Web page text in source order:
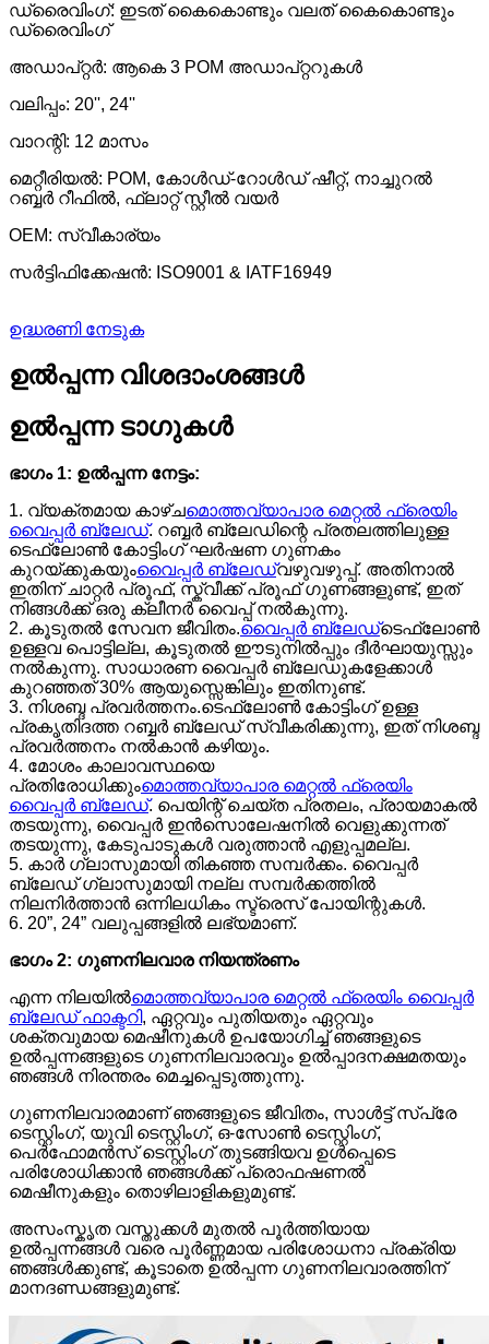
ഡ്രൈവിംഗ്: ഇടത് കൈകൊണ്ടും വലത് കൈകൊണ്ടും
ഡ്രൈവിംഗ്
അഡാപ്റ്റർ: ആകെ 3 POM അഡാപ്റ്ററുകൾ
വലിപ്പം: 20'', 24''
വാറന്റി: 12 മാസം
മെറ്റീരിയൽ: POM, കോൾഡ്-റോൾഡ് ഷീറ്റ്, നാച്ചുറൽ
റബ്ബർ റീഫിൽ, ഫ്ലാറ്റ് സ്റ്റീൽ വയർ
OEM: സ്വീകാര്യം
സർട്ടിഫിക്കേഷൻ: ISO9001 & IATF16949
ഉദ്ധരണി നേടുക
ഉൽപ്പന്ന വിശദാംശങ്ങൾ
ഉൽപ്പന്ന ടാഗുകൾ
ഭാഗം 1: ഉൽപ്പന്ന നേട്ടം:
1. വ്യക്തമായ കാഴ്ചമൊത്തവ്യാപാര മെറ്റൽ ഫ്രെയിം
വൈപ്പർ ബ്ലേഡ്. റബ്ബർ ബ്ലേഡിന്റെ പ്രതലത്തിലുള്ള
ടെഫ്ലോൺ കോട്ടിംഗ് ഘർഷണ ഗുണകം
കുറയ്ക്കുകയുംവൈപ്പർ ബ്ലേഡ്വഴുവഴുപ്പ്. അതിനാൽ
ഇതിന് ചാറ്റർ പ്രൂഫ്, സ്ക്വീക്ക് പ്രൂഫ് ഗുണങ്ങളുണ്ട്, ഇത്
നിങ്ങൾക്ക് ഒരു ക്ലീനർ വൈപ്പ് നൽകുന്നു.
2. കൂടുതൽ സേവന ജീവിതം.വൈപ്പർ ബ്ലേഡ്ടെഫ്ലോൺ
ഉള്ളവ പൊട്ടില്ല, കൂടുതൽ ഈടുനിൽപ്പും ദീർഘായുസ്സും
നൽകുന്നു. സാധാരണ വൈപ്പർ ബ്ലേഡുകളേക്കാൾ
കുറഞ്ഞത് 30% ആയുസ്സെങ്കിലും ഇതിനുണ്ട്.
3. നിശബ്ദ പ്രവർത്തനം.ടെഫ്ലോൺ കോട്ടിംഗ് ഉള്ള
പ്രകൃതിദത്ത റബ്ബർ ബ്ലേഡ് സ്വീകരിക്കുന്നു, ഇത് നിശബ്ദ
പ്രവർത്തനം നൽകാൻ കഴിയും.
4. മോശം കാലാവസ്ഥയെ
പ്രതിരോധിക്കുംമൊത്തവ്യാപാര മെറ്റൽ ഫ്രെയിം
വൈപ്പർ ബ്ലേഡ്. പെയിന്റ് ചെയ്ത പ്രതലം, പ്രായമാകൽ
തടയുന്നു, വൈപ്പർ ഇൻസൊലേഷനിൽ വെളുക്കുന്നത്
തടയുന്നു, കേടുപാടുകൾ വരുത്താൻ എളുപ്പമല്ല.
5. കാർ ഗ്ലാസുമായി തികഞ്ഞ സമ്പർക്കം. വൈപ്പർ
ബ്ലേഡ് ഗ്ലാസുമായി നല്ല സമ്പർക്കത്തിൽ
നിലനിർത്താൻ ഒന്നിലധികം സ്ട്രെസ് പോയിന്റുകൾ.
6. 20”, 24” വലുപ്പങ്ങളിൽ ലഭ്യമാണ്.
ഭാഗം 2: ഗുണനിലവാര നിയന്ത്രണം
എന്ന നിലയിൽമൊത്തവ്യാപാര മെറ്റൽ ഫ്രെയിം വൈപ്പർ
ബ്ലേഡ് ഫാക്ടറി, ഏറ്റവും പുതിയതും ഏറ്റവും
ശക്തവുമായ മെഷീനുകൾ ഉപയോഗിച്ച് ഞങ്ങളുടെ
ഉൽപ്പന്നങ്ങളുടെ ഗുണനിലവാരവും ഉൽപ്പാദനക്ഷമതയും
ഞങ്ങൾ നിരന്തരം മെച്ചപ്പെടുത്തുന്നു.
ഗുണനിലവാരമാണ് ഞങ്ങളുടെ ജീവിതം, സാൾട്ട് സ്പ്രേ
ടെസ്റ്റിംഗ്, യുവി ടെസ്റ്റിംഗ്, ഒ-സോൺ ടെസ്റ്റിംഗ്,
പെർഫോമൻസ് ടെസ്റ്റിംഗ് തുടങ്ങിയവ ഉൾപ്പെടെ
പരിശോധിക്കാൻ ഞങ്ങൾക്ക് പ്രൊഫഷണൽ
മെഷീനുകളും തൊഴിലാളികളുമുണ്ട്.
അസംസ്കൃത വസ്തുക്കൾ മുതൽ പൂർത്തിയായ
ഉൽപ്പന്നങ്ങൾ വരെ പൂർണ്ണമായ പരിശോധനാ പ്രക്രിയ
ഞങ്ങൾക്കുണ്ട്, കൂടാതെ ഉൽപ്പന്ന ഗുണനിലവാരത്തിന്
മാനദണ്ഡങ്ങളുമുണ്ട്.